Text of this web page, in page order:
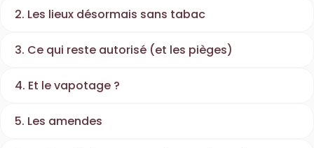
2. Les lieux désormais sans tabac
3. Ce qui reste autorisé (et les pièges)
4. Et le vapotage ?
5. Les amendes